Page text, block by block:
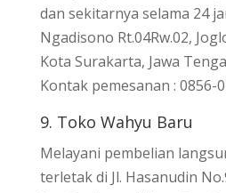
dan sekitarnya selama 24
Ngadisono Rt.04Rw.02,
Kota Surakarta, Jawa
Kontak pemesanan : 0856-
9. Toko Wahyu Baru
Melayani pembelian
terletak di Jl. Hasanudin